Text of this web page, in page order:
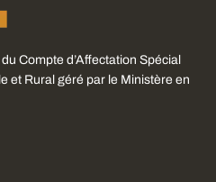
Compte d’Affectation Spécial
et Rural géré par le Ministère en